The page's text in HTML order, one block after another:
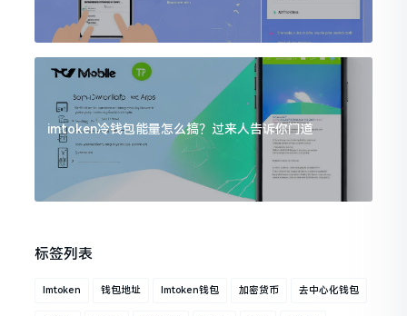
imtoken冷钱包能量怎么搞？过来人告诉你门道
标签列表
Imtoken 钱包地址 Imtoken钱包 加密货币 去中心化钱包